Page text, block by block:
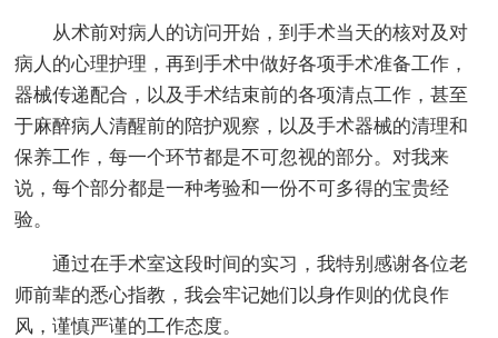
从术前对病人的访问开始，到手术当天的核对及对
病人的心理护理，再到手术中做好各项手术准备工作，
器械传递配合，以及手术结束前的各项清点工作，甚至
于麻醉病人清醒前的陪护观察，以及手术器械的清理和
保养工作，每一个环节都是不可忽视的部分。对我来
说，每个部分都是一种考验和一份不可多得的宝贵经
验。
通过在手术室这段时间的实习，我特别感谢各位老
师前辈的悉心指教，我会牢记她们以身作则的优良作
风，谨慎严谨的工作态度。